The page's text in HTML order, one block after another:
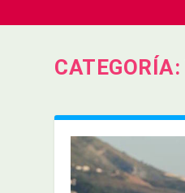
CATEGORÍA: